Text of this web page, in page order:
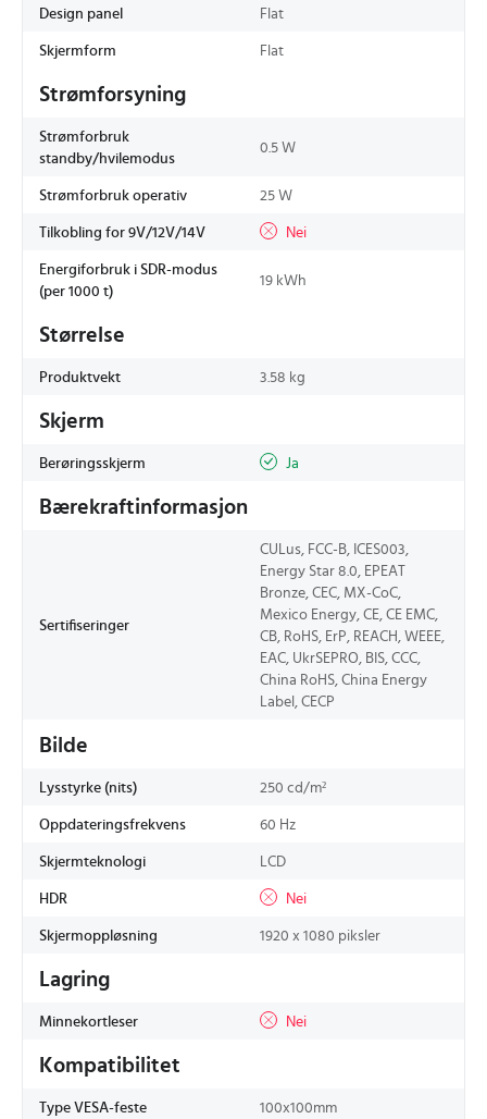
Design panel Flat
Skjermform Flat
Strømforsyning
Strømforbruk
standby/hvilemodus
0.5 W
Strømforbruk operativ 25 W
Tilkobling for 9V/12V/14V Nei
Energiforbruk i SDR-modus
(per 1000 t)
19 kWh
Størrelse
Produktvekt 3.58 kg
Skjerm
Berøringsskjerm Ja
Bærekraftinformasjon
Sertifiseringer
CULus, FCC-B, ICES003,
Energy Star 8.0, EPEAT
Bronze, CEC, MX-CoC,
Mexico Energy, CE, CE EMC,
CB, RoHS, ErP, REACH, WEEE,
EAC, UkrSEPRO, BIS, CCC,
China RoHS, China Energy
Label, CECP
Bilde
Lysstyrke (nits) 250 cd/m²
Oppdateringsfrekvens 60 Hz
Skjermteknologi LCD
HDR Nei
Skjermoppløsning 1920 x 1080 piksler
Lagring
Minnekortleser Nei
Kompatibilitet
Type VESA-feste 100x100mm